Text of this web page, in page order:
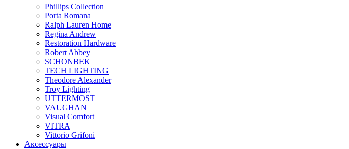
Phillips Collection
Porta Romana
Ralph Lauren Home
Regina Andrew
Restoration Hardware
Robert Abbey
SCHONBEK
TECH LIGHTING
Theodore Alexander
Troy Lighting
UTTERMOST
VAUGHAN
Visual Comfort
VITRA
Vittorio Grifoni
Аксессуары